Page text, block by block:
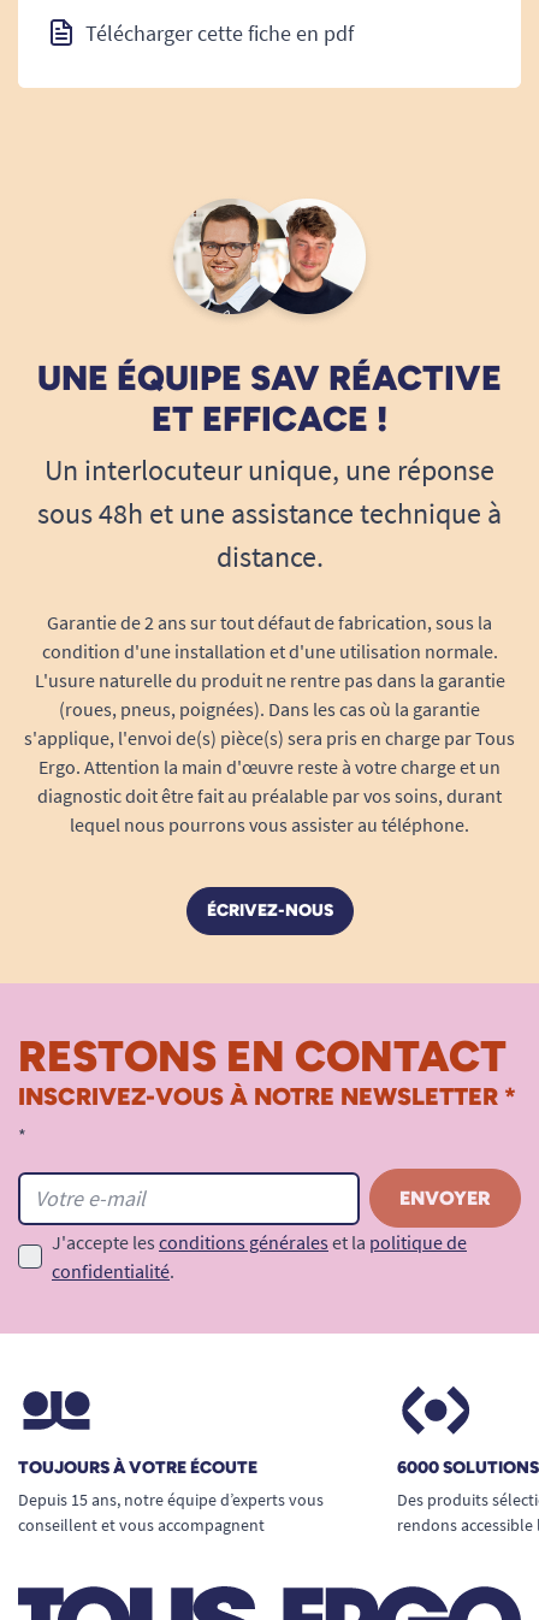
Télécharger cette fiche en pdf
UNE ÉQUIPE SAV RÉACTIVE
ET EFFICACE !
Un interlocuteur unique, une réponse
sous 48h et une assistance technique à
distance.
Garantie de 2 ans sur tout défaut de fabrication, sous la
condition d'une installation et d'une utilisation normale.
L'usure naturelle du produit ne rentre pas dans la garantie
(roues, pneus, poignées). Dans les cas où la garantie
s'applique, l'envoi de(s) pièce(s) sera pris en charge par Tous
Ergo. Attention la main d'œuvre reste à votre charge et un
diagnostic doit être fait au préalable par vos soins, durant
lequel nous pourrons vous assister au téléphone.
ÉCRIVEZ-NOUS
RESTONS EN CONTACT
INSCRIVEZ-VOUS À NOTRE NEWSLETTER *
*
J'accepte les conditions générales et la politique de
confidentialité.
TOUJOURS À VOTRE ÉCOUTE
Depuis 15 ans, notre équipe d’experts vous
conseillent et vous accompagnent
6000
Des produits
rendons